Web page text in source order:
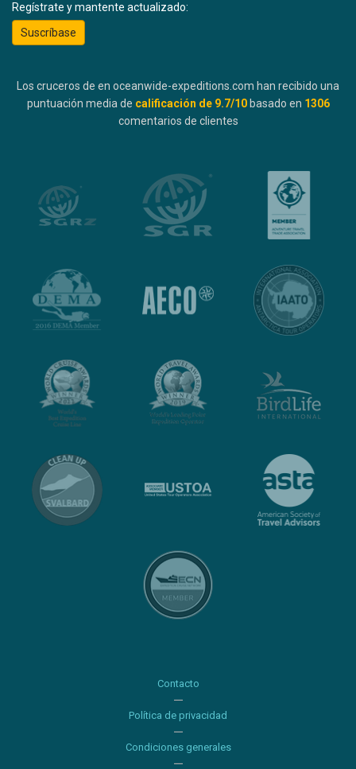
Regístrate y mantente actualizado:
Suscríbase
Los cruceros de en oceanwide-expeditions.com han recibido una
puntuación media de calificación de 9.7/10 basado en 1306
comentarios de clientes
Contacto
Política de privacidad
Condiciones generales